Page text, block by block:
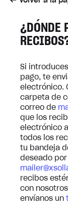
¿DÓNDE
Si
pago, te
electrónico.
carpeta de
correo de
que los
electrónico
todos los
tu bandeja
deseado
recibos
con
envíanos un